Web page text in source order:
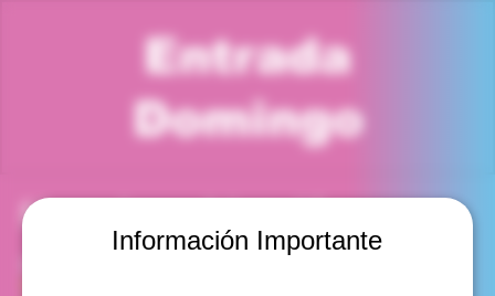
Información Importante
Entrada
Domingo
Horario y ubicación